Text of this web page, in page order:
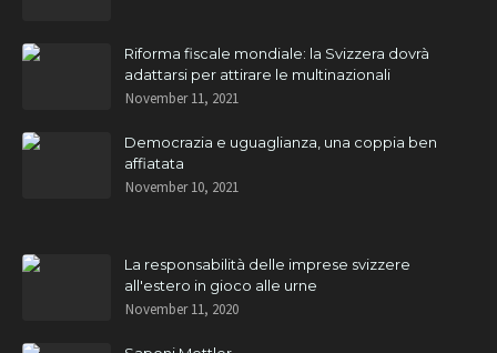
Riforma fiscale mondiale: la Svizzera dovrà
adattarsi per attirare le multinazionali
November 11, 2021
Democrazia e uguaglianza, una coppia ben
affiatata
November 10, 2021
La responsabilità delle imprese svizzere
all'estero in gioco alle urne
November 11, 2020